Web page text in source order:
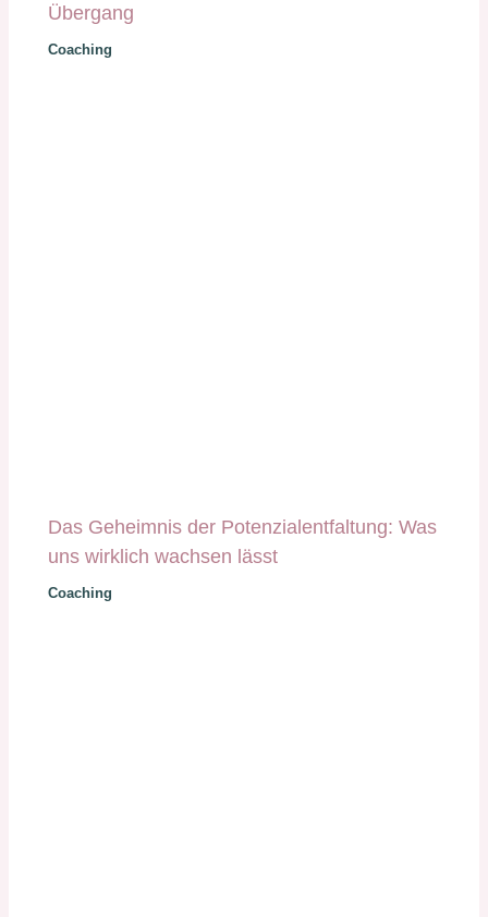
Übergang
Coaching
Das Geheimnis der Potenzialentfaltung: Was
uns wirklich wachsen lässt
Coaching